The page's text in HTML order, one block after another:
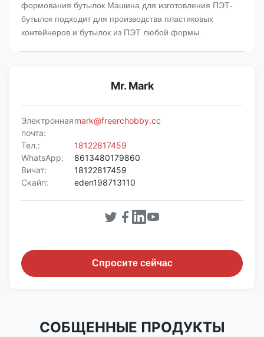
формования бутылок Машина для изготовления ПЭТ-
бутылок подходит для производства пластиковых
контейнеров и бутылок из ПЭТ любой формы.
Mr. Mark
Электронная
почта:
mark@freerchobby.cc
Тел.:
18122817459
WhatsApp:
8613480179860
Вичат:
18122817459
Скайп:
eden198713110
Спросите сейчас
СОБЩЕННЫЕ ПРОДУКТЫ